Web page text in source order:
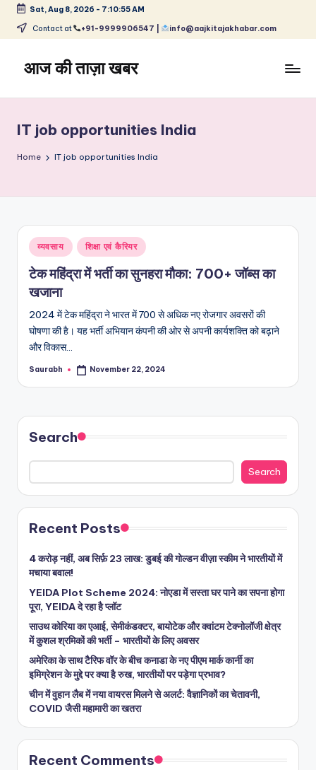
Skip
content
Sat, Aug 8, 2026 - 7:10:55 AM
Contact at +91-9999906547 | info@aajkitajakhabar.com
आज की ताज़ा खबर
ताज़ा
समाचार
–
और
विश्व
IT job opportunities India
Home IT job opportunities India
Posted
in
व्यवसाय शिक्षा एवं कैरियर
टेक महिंद्रा में भर्ती का सुनहरा मौका: 700+ जॉब्स का
खजाना
2024 में टेक महिंद्रा ने भारत में 700 से अधिक नए रोजगार अवसरों की
घोषणा की है। यह भर्ती अभियान कंपनी की ओर से अपनी कार्यशक्ति को बढ़ाने
और विकास…
Posted
Saurabh November 22, 2024
Search
Search
Recent Posts
4 करोड़ नहीं, अब सिर्फ़ 23 लाख: डुबई की गोल्डन वीज़ा स्कीम ने भारतीयों में
मचाया बवाल!
YEIDA Plot Scheme 2024: नोएडा में सस्ता घर पाने का सपना होगा
पूरा, YEIDA दे रहा है प्लॉट
साउथ कोरिया का एआई, सेमीकंडक्टर, बायोटेक और क्वांटम टेक्नोलॉजी क्षेत्र
में कुशल श्रमिकों की भर्ती – भारतीयों के लिए अवसर
अमेरिका के साथ टैरिफ वॉर के बीच कनाडा के नए पीएम मार्क कार्नी का
इमिग्रेशन के मुद्दे पर क्या है रुख, भारतीयों पर पड़ेगा प्रभाव?
चीन में वुहान लैब में नया वायरस मिलने से अलर्ट: वैज्ञानिकों का चेतावनी,
COVID जैसी महामारी का खतरा
Recent Comments